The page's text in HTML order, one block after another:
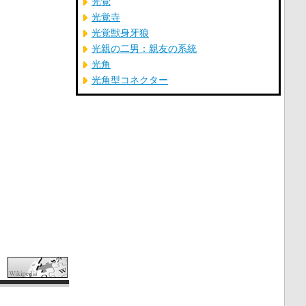
光覚寺
光覚獣身牙狼
光親の二男：親友の系統
光角
光角型コネクター